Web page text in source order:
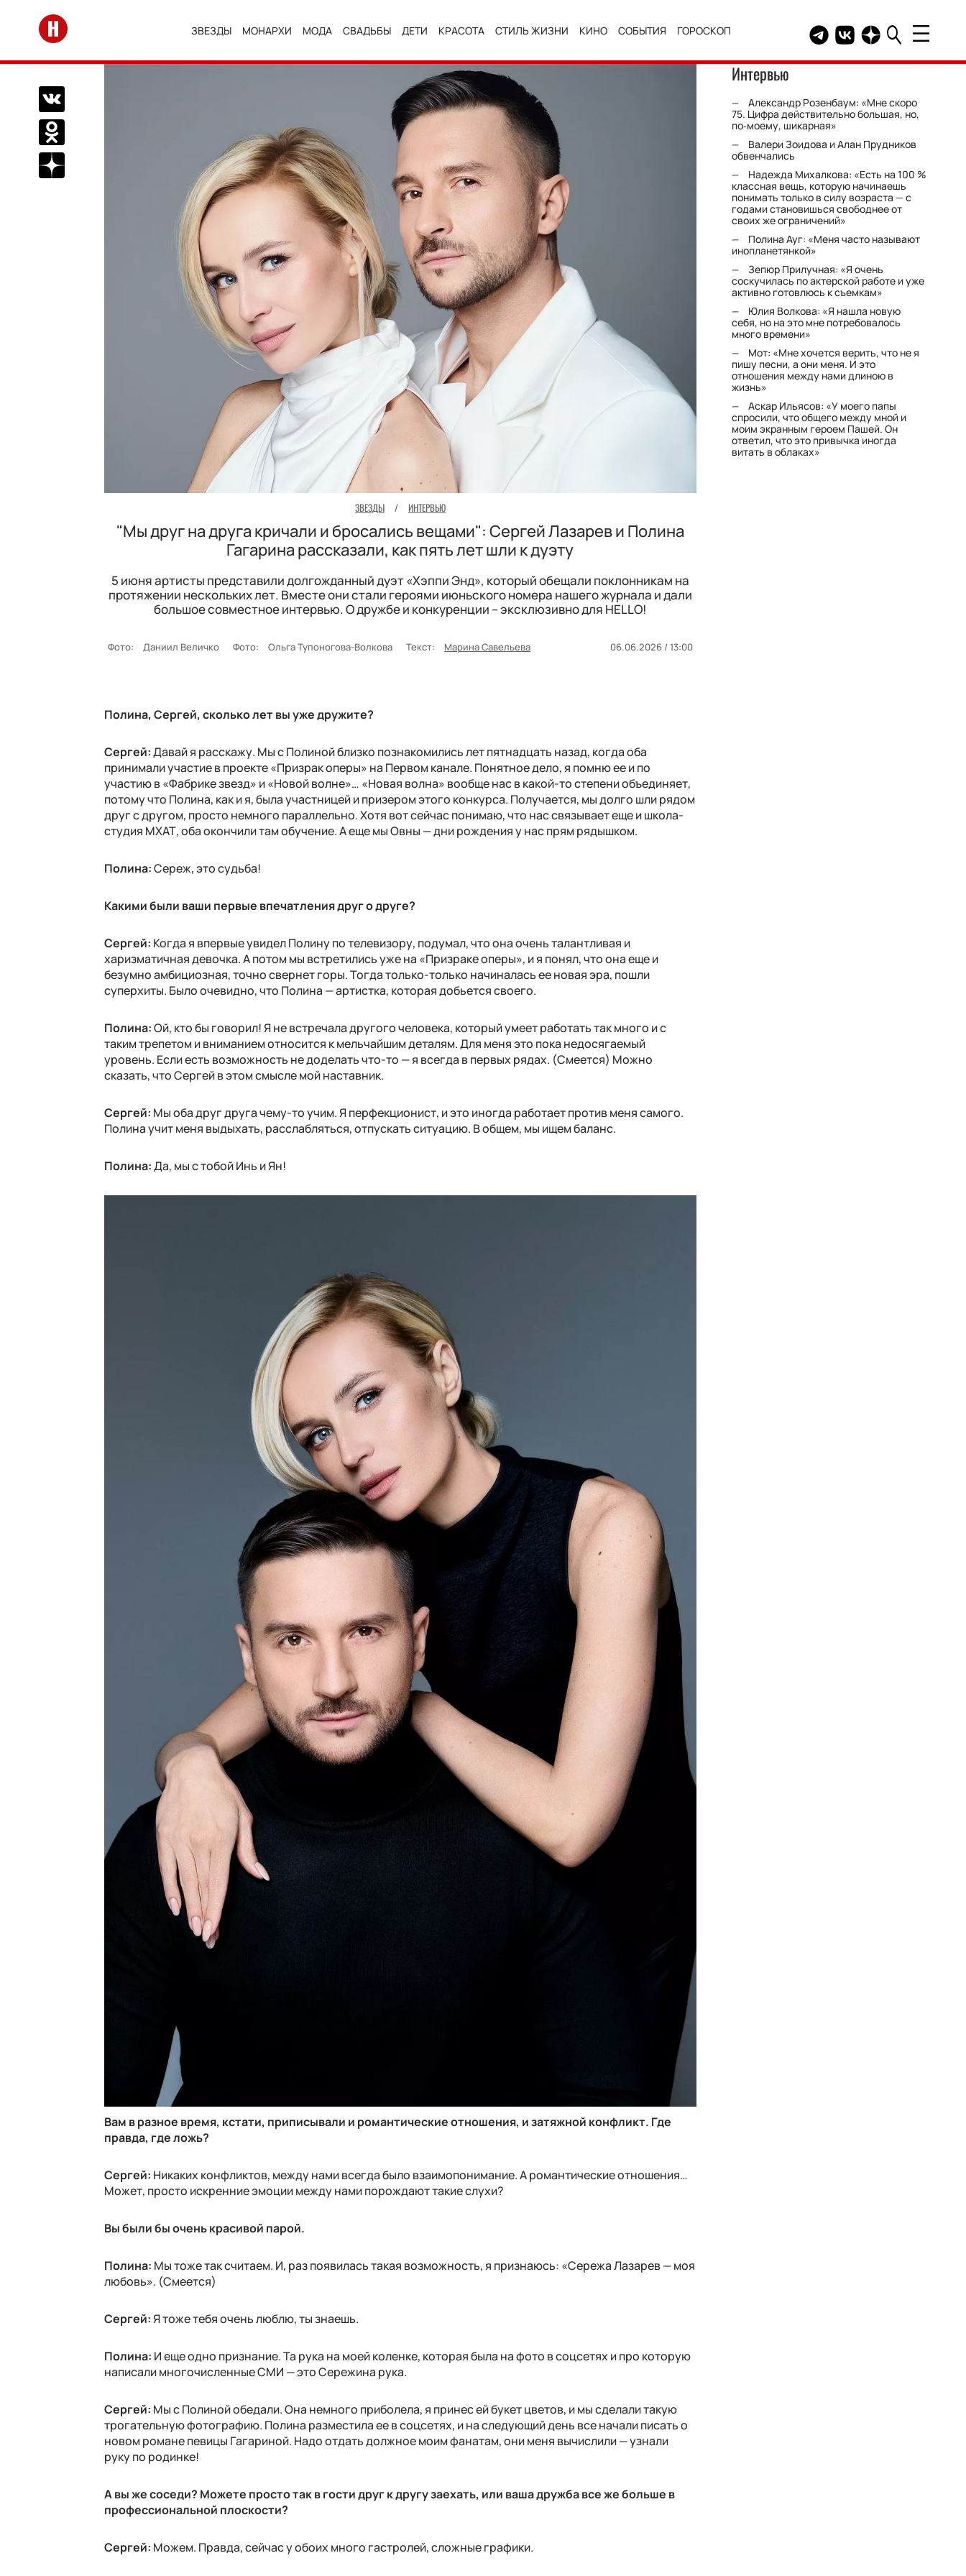
Перейти на главную
ЗВЕЗДЫ МОНАРХИ МОДА СВАДЬБЫ ДЕТИ КРАСОТА СТИЛЬ ЖИЗНИ КИНО СОБЫТИЯ ГОРОСКОП Telegram канал HELLO
Группа HELLO
Канал HELLO в
Поделиться Вконтакте
Поделиться в Одноклассниках
Подписаться на нас в Дзен
ЗВЕЗДЫ / ИНТЕРВЬЮ
"Мы друг на друга кричали и бросались вещами": Сергей Лазарев и Полина
Гагарина рассказали, как пять лет шли к дуэту
5 июня артисты представили долгожданный дуэт «Хэппи Энд», который обещали поклонникам на
протяжении нескольких лет. Вместе они стали героями июньского номера нашего журнала и дали
большое совместное интервью. О дружбе и конкуренции – эксклюзивно для HELLO!
Фото: Даниил Величко Фото: Ольга Тупоногова-Волкова Текст: Марина Савельева 06.06.2026 / 13:00
Полина, Сергей, сколько лет вы уже дружите?
Сергей:Давай я расскажу. Мы с Полиной близко познакомились лет пятнадцать назад, когда оба
принимали участие в проекте «Призрак оперы» на Первом канале. Понятное дело, я помню ее и по
участию в «Фабрике звезд» и «Новой волне»… «Новая волна» вообще нас в какой-то степени объединяет,
потому что Полина, как и я, была участницей и призером этого конкурса. Получается, мы долго шли рядом
друг с другом, просто немного параллельно. Хотя вот сейчас понимаю, что нас связывает еще и школа-
студия МХАТ, оба окончили там обучение. А еще мы Овны — дни рождения у нас прям рядышком.
Полина:Сереж, это судьба!
Какими были ваши первые впечатления друг о друге?
Сергей: Когда я впервые увидел Полину по телевизору, подумал, что она очень талантливая и
харизматичная девочка. А потом мы встретились уже на «Призраке оперы», и я понял, что она еще и
безумно амбициозная, точно свернет горы. Тогда только-только начиналась ее новая эра, пошли
суперхиты. Было очевидно, что Полина — артистка, которая добьется своего.
Полина:Ой, кто бы говорил! Я не встречала другого человека, который умеет работать так много и с
таким трепетом и вниманием относится к мельчайшим деталям. Для меня это пока недосягаемый
уровень. Если есть возможность не доделать что-то — я всегда в первых рядах. (Смеется) Можно
сказать, что Сергей в этом смысле мой наставник.
Сергей: Мы оба друг друга чему-то учим. Я перфекционист, и это иногда работает против меня самого.
Полина учит меня выдыхать, расслабляться, отпускать ситуацию. В общем, мы ищем баланс.
Полина:Да, мы с тобой Инь и Ян!
Вам в разное время, кстати, приписывали и романтические отношения, и затяжной конфликт. Где
правда, где ложь?
Сергей: Никаких конфликтов, между нами всегда было взаимопонимание. А романтические отношения…
Может, просто искренние эмоции между нами порождают такие слухи?
Вы были бы очень красивой парой.
Полина: Мы тоже так считаем. И, раз появилась такая возможность, я признаюсь: «Сережа Лазарев — моя
любовь». (Смеется)
Сергей:Я тоже тебя очень люблю, ты знаешь.
Полина: И еще одно признание. Та рука на моей коленке, которая была на фото в соцсетях и про которую
написали многочисленные СМИ — это Сережина рука.
Сергей: Мы с Полиной обедали. Она немного приболела, я принес ей букет цветов, и мы сделали такую
трогательную фотографию. Полина разместила ее в соцсетях, и на следующий день все начали писать о
новом романе певицы Гагариной. Надо отдать должное моим фанатам, они меня вычислили — узнали
руку по родинке!
А вы же соседи? Можете просто так в гости друг к другу заехать, или ваша дружба все же больше в
профессиональной плоскости?
Сергей: Можем. Правда, сейчас у обоих много гастролей, сложные графики.
Интервью
Александр Розенбаум: «Мне скоро
75. Цифра действительно большая, но,
по‑моему, шикарная»
Валери Зоидова и Алан Прудников
обвенчались
Надежда Михалкова: «Есть на 100 %
классная вещь, которую начинаешь
понимать только в силу возраста — с
годами становишься свободнее от
своих же ограничений»
Полина Ауг: «Меня часто называют
инопланетянкой»
Зепюр Прилучная: «Я очень
соскучилась по актерской работе и уже
активно готовлюсь к съемкам»
Юлия Волкова: «Я нашла новую
себя, но на это мне потребовалось
много времени»
Мот: «Мне хочется верить, что не я
пишу песни, а они меня. И это
отношения между нами длиною в
жизнь»
Аскар Ильясов: «У моего папы
спросили, что общего между мной и
моим экранным героем Пашей. Он
ответил, что это привычка иногда
витать в облаках»